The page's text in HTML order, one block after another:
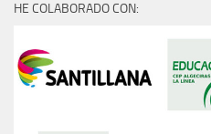
HE COLABORADO CON: